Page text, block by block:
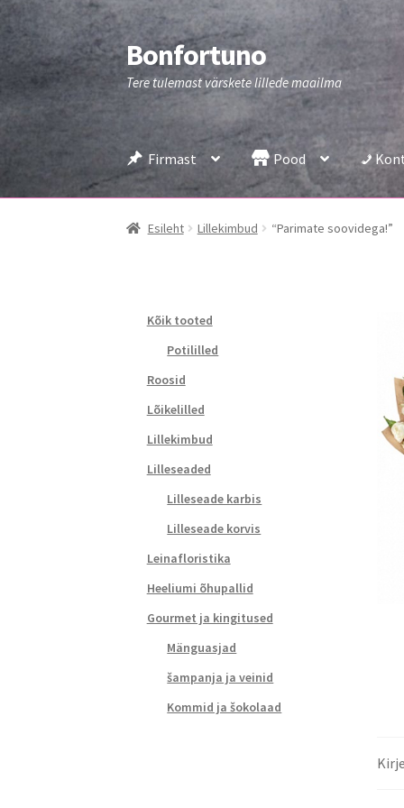
Liigu
navigeerimisele
Liigu
sisu
juurde
Bonfortuno
Tere tulemast värskete lillede maailma
Firmast Pood
Esileht Lillekimbud “Parimate soovidega!”
Kõik tooted
Potililled
Roosid
Lõikelilled
Lillekimbud
Lilleseaded
Lilleseade karbis
Lilleseade korvis
Leinafloristika
Heeliumi õhupallid
Gourmet ja kingitused
Mänguasjad
šampanja ja veinid
Kommid ja šokolaad